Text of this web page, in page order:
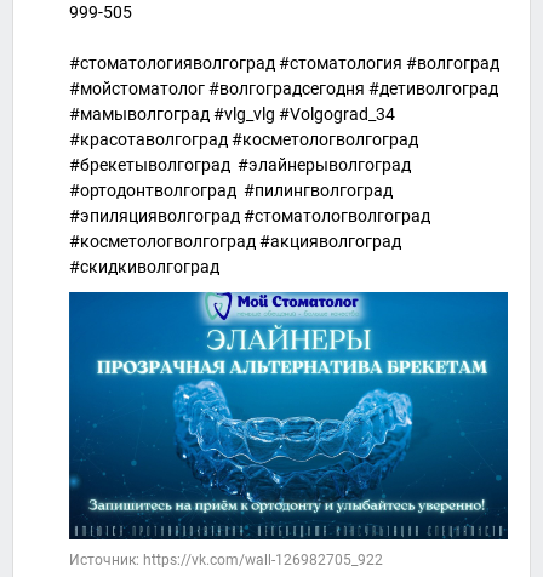
999-505
#стоматологияволгоград #стоматология #волгоград
#мойстоматолог #волгоградсегодня #детиволгоград
#мамыволгоград #vlg_vlg #Volgograd_34
#красотаволгоград #косметологволгоград
#брекетыволгоград #элайнерыволгоград
#ортодонтволгоград #пилингволгоград
#эпиляцияволгоград #стоматологволгоград
#косметологволгоград #акцияволгоград
#скидкиволгоград
Источник: https://vk.com/wall-126982705_922